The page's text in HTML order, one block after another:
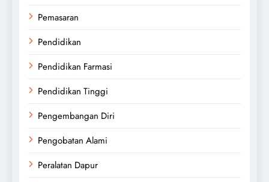
Pemasaran
Pendidikan
Pendidikan Farmasi
Pendidikan Tinggi
Pengembangan Diri
Pengobatan Alami
Peralatan Dapur